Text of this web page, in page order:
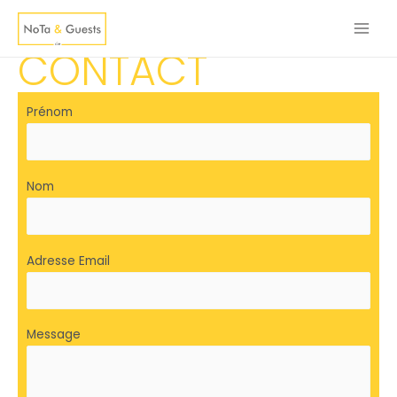
CONTACT
Prénom
Nom
Adresse Email
Message